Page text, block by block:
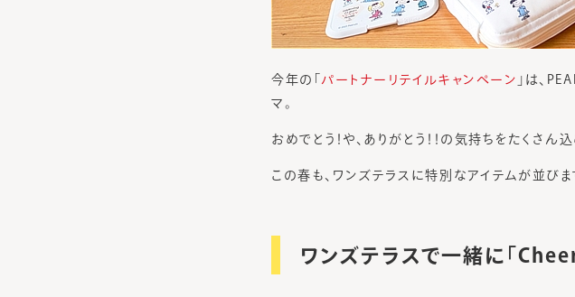
今年の「 パートナーリテイルキャンペーン 」は、
マ。
おめでとう！や、ありがとう！！の気持ちをたくさん
この春も、ワンズテラスに特別なアイテムが並びま
ワンズテラスで一緒に「Cheer